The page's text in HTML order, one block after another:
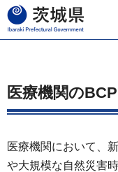
茨城県
医療機関の
医療機関において、
や大規模な自然災害